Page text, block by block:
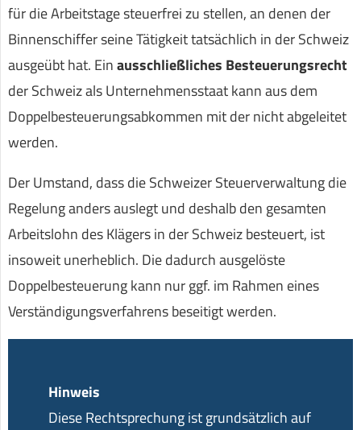
für die Arbeitstage steuerfrei zu stellen, an denen der
Binnenschiffer seine Tätigkeit tatsächlich in der Schweiz
ausgeübt hat. Einausschließliches Besteuerungsrecht
der Schweiz als Unternehmensstaat kann aus dem
Doppelbesteuerungsabkommen mit der nicht abgeleitet
werden.
Der Umstand, dass die Schweizer Steuerverwaltung die
Regelung anders auslegt und deshalb den gesamten
Arbeitslohn des Klägers in der Schweiz besteuert, ist
insoweit unerheblich. Die dadurch ausgelöste
Doppelbesteuerung kann nur ggf. im Rahmen eines
Verständigungsverfahrens beseitigt werden.
Hinweis
Diese Rechtsprechung ist grundsätzlich auf